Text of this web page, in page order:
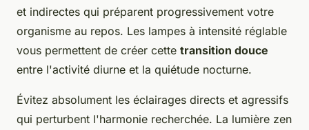
et indirectes qui préparent progressivement votre
organisme au repos. Les lampes à intensité réglable
vous permettent de créer cette transition douce
entre l'activité diurne et la quiétude nocturne.
Évitez absolument les éclairages directs et agressifs
qui perturbent l'harmonie recherchée. La lumière zen